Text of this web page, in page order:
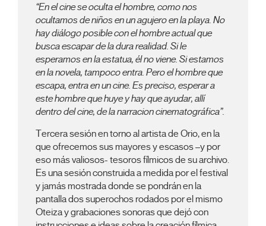
“En el cine se oculta el hombre, como nos
ocultamos de niños en un agujero en la playa. No
hay diálogo posible con el hombre actual que
busca escapar de la dura realidad. Si le
esperamos en la estatua, él no viene. Si estamos
en la novela, tampoco entra. Pero el hombre que
escapa, entra en un cine. Es preciso, esperar a
este hombre que huye y hay que ayudar, allí
dentro del cine, de la narracion cinematográfica”.
Tercera sesión en torno al artista de Orio, en la
que ofrecemos sus mayores y escasos –y por
eso más valiosos- tesoros fílmicos de su archivo.
Es una sesión construida a medida por el festival
y jamás mostrada donde se pondrán en la
pantalla dos superochos rodados por el mismo
Oteiza y grabaciones sonoras que dejó con